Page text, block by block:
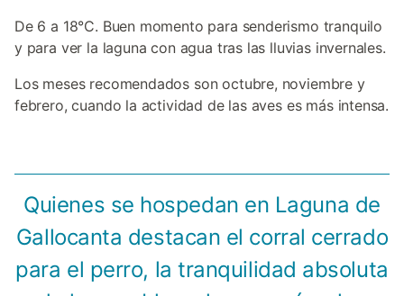
De 6 a 18°C. Buen momento para senderismo tranquilo
y para ver la laguna con agua tras las lluvias invernales.
Los meses recomendados son octubre, noviembre y
febrero, cuando la actividad de las aves es más intensa.
Quienes se hospedan en Laguna de
Gallocanta destacan el corral cerrado
para el perro, la tranquilidad absoluta